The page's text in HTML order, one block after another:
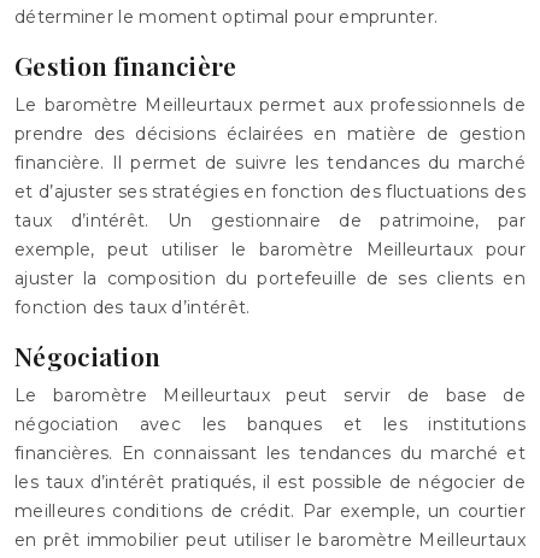
déterminer le moment optimal pour emprunter.
Gestion financière
Le baromètre Meilleurtaux permet aux professionnels de
prendre des décisions éclairées en matière de gestion
financière. Il permet de suivre les tendances du marché
et d’ajuster ses stratégies en fonction des fluctuations des
taux d’intérêt. Un gestionnaire de patrimoine, par
exemple, peut utiliser le baromètre Meilleurtaux pour
ajuster la composition du portefeuille de ses clients en
fonction des taux d’intérêt.
Négociation
Le baromètre Meilleurtaux peut servir de base de
négociation avec les banques et les institutions
financières. En connaissant les tendances du marché et
les taux d’intérêt pratiqués, il est possible de négocier de
meilleures conditions de crédit. Par exemple, un courtier
en prêt immobilier peut utiliser le baromètre Meilleurtaux